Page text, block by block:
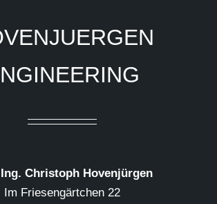
Christoph Hovenjürgen
Im Friesengärtchen 22